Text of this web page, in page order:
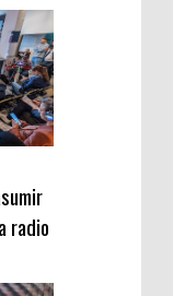
radio